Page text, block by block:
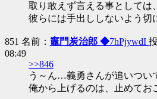
取り敢えず言える事としては
彼らには手出ししないよう切
851 名前： 竈門炭治郎 ◆7hPjywdI
08:49
>>846
う～ん…義勇さんが追いつい
俺から上げるのは、止めてお